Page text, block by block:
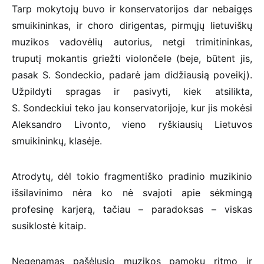
Tarp mokytojų buvo ir konservatorijos dar nebaigęs
smuikininkas, ir choro dirigentas, pirmųjų lietuviškų
muzikos vadovėlių autorius, netgi trimitininkas,
truputį mokantis griežti violončele (beje, būtent jis,
pasak S. Sondeckio, padarė jam didžiausią poveikį).
Užpildyti spragas ir pasivyti, kiek atsilikta,
S. Sondeckiui teko jau konservatorijoje, kur jis mokėsi
Aleksandro Livonto, vieno ryškiausių Lietuvos
smuikininkų, klasėje.
Atrodytų, dėl tokio fragmentiško pradinio muzikinio
išsilavinimo nėra ko nė svajoti apie sėkmingą
profesinę karjerą, tačiau – paradoksas – viskas
susiklostė kitaip.
Negenamas pašėlusio muzikos pamokų ritmo ir